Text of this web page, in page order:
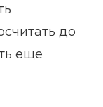
до
еще